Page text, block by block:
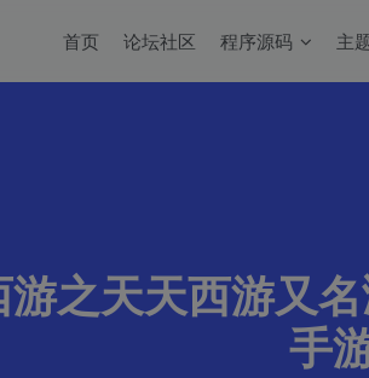
之天天西游又
手
首页 论坛社区 程序源码 主